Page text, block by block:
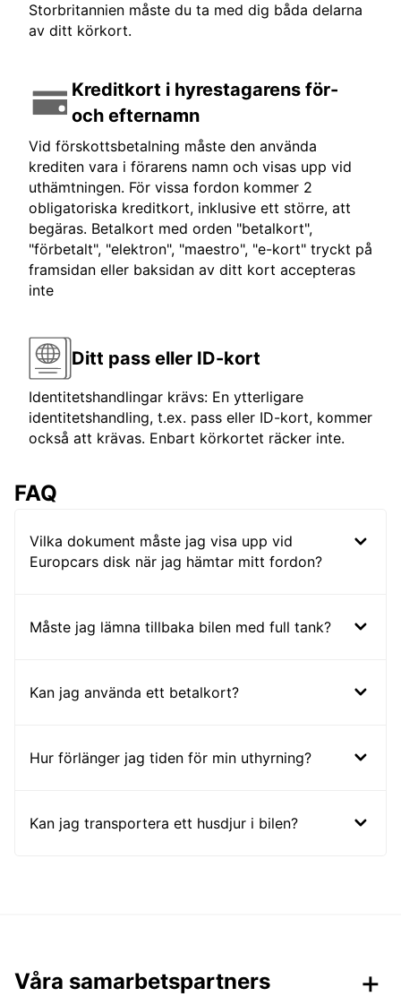
Storbritannien måste du ta med dig båda delarna
av ditt körkort.
Kreditkort i hyrestagarens för-
och efternamn
Vid förskottsbetalning måste den använda
krediten vara i förarens namn och visas upp vid
uthämtningen. För vissa fordon kommer 2
obligatoriska kreditkort, inklusive ett större, att
begäras. Betalkort med orden "betalkort",
"förbetalt", "elektron", "maestro", "e-kort" tryckt på
framsidan eller baksidan av ditt kort accepteras
inte
Ditt pass eller ID-kort
Identitetshandlingar krävs: En ytterligare
identitetshandling, t.ex. pass eller ID-kort, kommer
också att krävas. Enbart körkortet räcker inte.
FAQ
Vilka dokument måste jag visa upp vid
Europcars disk när jag hämtar mitt fordon?
Måste jag lämna tillbaka bilen med full tank?
Kan jag använda ett betalkort?
Hur förlänger jag tiden för min uthyrning?
Kan jag transportera ett husdjur i bilen?
Våra samarbetspartners